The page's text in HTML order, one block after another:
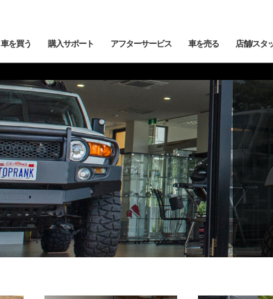
車を買う
メーカーから探す
Mercedes-Benz Mercedes-AMG
VOLKSWAGEN PORSCHE
購入サポート
保証・購入プラン 下取査定
お支払いプラン
ローンシミュレーション
オートローン事前審査
アフターサービス
車検・点検 メンテナンス
プロテクションフィルム 輸入車コーディング
車を売る 店舗/スタ
トップランク本店 トップランク中央
ニュース&メディア ご納車情報